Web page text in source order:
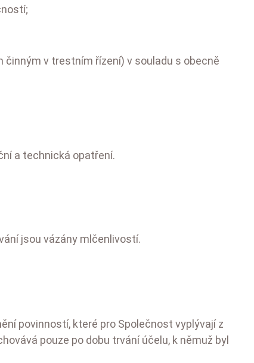
v trestním řízení) v souladu s obecně
a technická opatření.
jsou vázány mlčenlivostí.
povinností, které pro Společnost vyplývají z
pouze po dobu trvání účelu, k němuž byl